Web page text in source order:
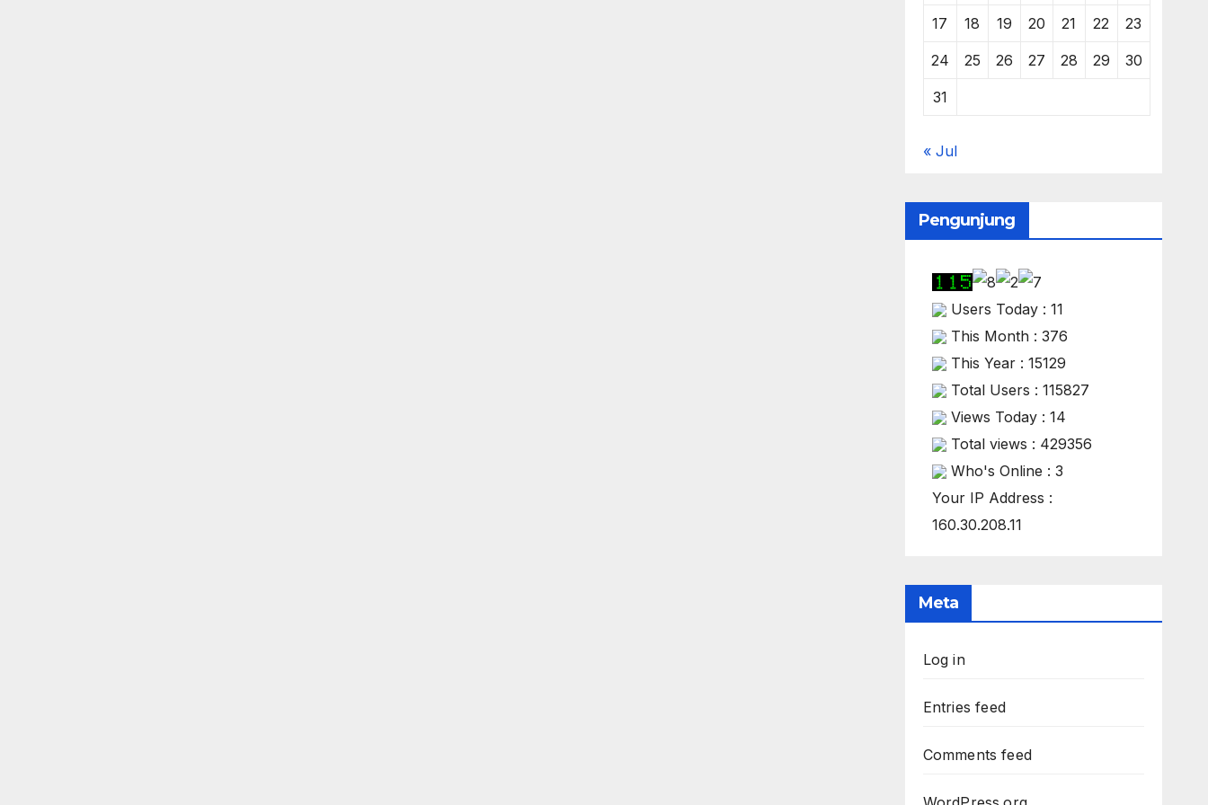
17 18 19 20 21 22 23
24 25 26 27 28 29 30
31
« Jul
Pengunjung
Users Today : 11
This Month : 376
This Year : 15129
Total Users : 115827
Views Today : 14
Total views : 429356
Who's Online : 3
Your IP Address :
160.30.208.11
Meta
Log in
Entries feed
Comments feed